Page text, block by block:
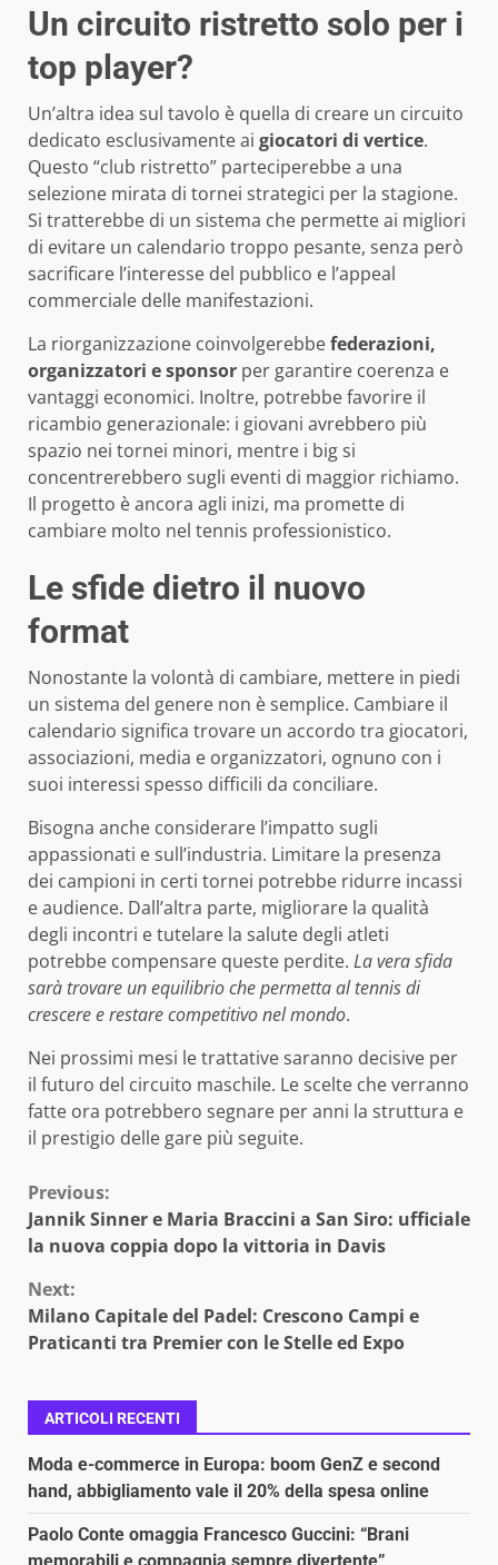
Un circuito ristretto solo per i
top player?
Un’altra idea sul tavolo è quella di creare un circuito
dedicato esclusivamente ai giocatori di vertice.
Questo “club ristretto” parteciperebbe a una
selezione mirata di tornei strategici per la stagione.
Si tratterebbe di un sistema che permette ai migliori
di evitare un calendario troppo pesante, senza però
sacrificare l’interesse del pubblico e l’appeal
commerciale delle manifestazioni.
La riorganizzazione coinvolgerebbefederazioni,
organizzatori e sponsor per garantire coerenza e
vantaggi economici. Inoltre, potrebbe favorire il
ricambio generazionale: i giovani avrebbero più
spazio nei tornei minori, mentre i big si
concentrerebbero sugli eventi di maggior richiamo.
Il progetto è ancora agli inizi, ma promette di
cambiare molto nel tennis professionistico.
Le sfide dietro il nuovo
format
Nonostante la volontà di cambiare, mettere in piedi
un sistema del genere non è semplice. Cambiare il
calendario significa trovare un accordo tra giocatori,
associazioni, media e organizzatori, ognuno con i
suoi interessi spesso difficili da conciliare.
Bisogna anche considerare l’impatto sugli
appassionati e sull’industria. Limitare la presenza
dei campioni in certi tornei potrebbe ridurre incassi
e audience. Dall’altra parte, migliorare la qualità
degli incontri e tutelare la salute degli atleti
potrebbe compensare queste perdite. La vera sfida
sarà trovare un equilibrio che permetta al tennis di
crescere e restare competitivo nel mondo.
Nei prossimi mesi le trattative saranno decisive per
il futuro del circuito maschile. Le scelte che verranno
fatte ora potrebbero segnare per anni la struttura e
il prestigio delle gare più seguite.
Continue
Reading
Previous:
Jannik Sinner e Maria Braccini a San Siro: ufficiale
la nuova coppia dopo la vittoria in Davis
Next:
Milano Capitale del Padel: Crescono Campi e
Praticanti tra Premier con le Stelle ed Expo
ARTICOLI RECENTI
Moda e-commerce in Europa: boom GenZ e second
hand, abbigliamento vale il 20% della spesa online
Paolo Conte omaggia Francesco Guccini: “Brani
memorabili e compagnia sempre divertente”